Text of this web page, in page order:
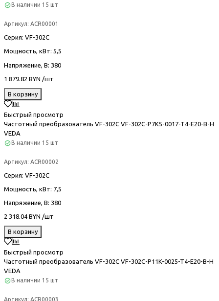
В наличии 15 шт
Артикул: ACR00001
Серия: VF-302С
Мощность, кВт: 5,5
Напряжение, В: 380
1 879.82 BYN /шт
В корзину
Быстрый просмотр
Частотный преобразователь VF-302С VF-302C-P7K5-0017-T4-E20-B-H
VEDA
В наличии 15 шт
Артикул: ACR00002
Серия: VF-302С
Мощность, кВт: 7,5
Напряжение, В: 380
2 318.04 BYN /шт
В корзину
Быстрый просмотр
Частотный преобразователь VF-302С VF-302C-P11K-0025-T4-E20-B-H
VEDA
В наличии 15 шт
Артикул: ACR00003